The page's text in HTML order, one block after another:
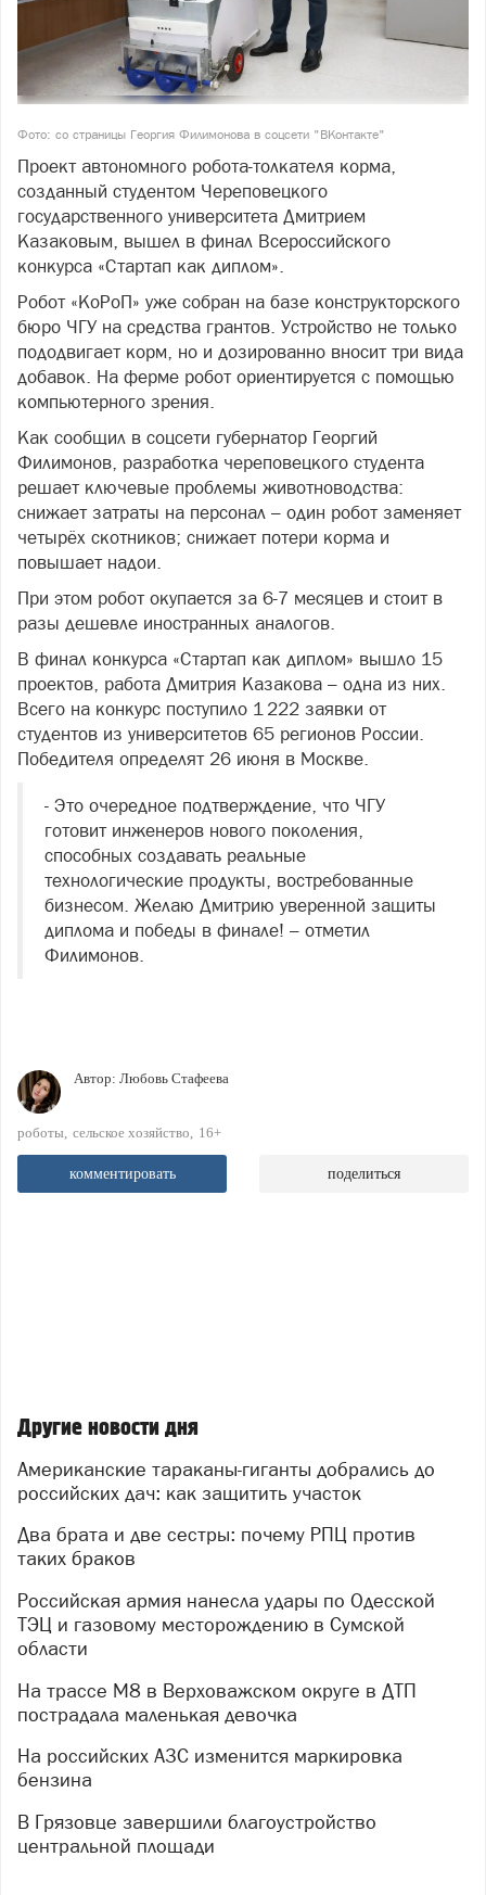
Фото: со страницы Георгия Филимонова в соцсети "ВКонтакте"
Проект автономного робота-толкателя корма,
созданный студентом Череповецкого
государственного университета Дмитрием
Казаковым, вышел в финал Всероссийского
конкурса «Стартап как диплом».
Робот «КоРоП» уже собран на базе конструкторского
бюро ЧГУ на средства грантов. Устройство не только
пододвигает корм, но и дозированно вносит три вида
добавок. На ферме робот ориентируется с помощью
компьютерного зрения.
Как сообщил в соцсети губернатор Георгий
Филимонов, разработка череповецкого студента
решает ключевые проблемы животноводства:
снижает затраты на персонал – один робот заменяет
четырёх скотников; снижает потери корма и
повышает надои.
При этом робот окупается за 6-7 месяцев и стоит в
разы дешевле иностранных аналогов.
В финал конкурса «Стартап как диплом» вышло 15
проектов, работа Дмитрия Казакова – одна из них.
Всего на конкурс поступило 1 222 заявки от
студентов из университетов 65 регионов России.
Победителя определят 26 июня в Москве.
- Это очередное подтверждение, что ЧГУ
готовит инженеров нового поколения,
способных создавать реальные
технологические продукты, востребованные
бизнесом. Желаю Дмитрию уверенной защиты
диплома и победы в финале! – отметил
Филимонов.
Автор: Любовь Стафеева
роботы сельское хозяйство 16+
комментировать поделиться
Другие новости дня
Американские тараканы-гиганты добрались до
российских дач: как защитить участок
Два брата и две сестры: почему РПЦ против
таких браков
Российская армия нанесла удары по Одесской
ТЭЦ и газовому месторождению в Сумской
области
На трассе М8 в Верховажском округе в ДТП
пострадала маленькая девочка
На российских АЗС изменится маркировка
бензина
В Грязовце завершили благоустройство
центральной площади